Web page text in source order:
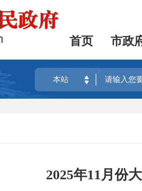
首页 市政
本站
2025年11月份